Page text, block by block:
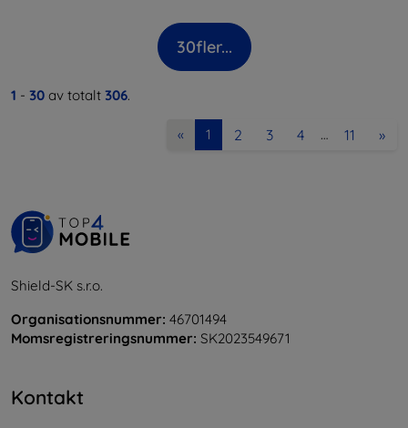
30fler...
1 - 30 av totalt 306.
« 1 2 3 4 … 11 »
Shield-SK s.r.o.
Organisationsnummer: 46701494
Momsregistreringsnummer: SK2023549671
Kontakt